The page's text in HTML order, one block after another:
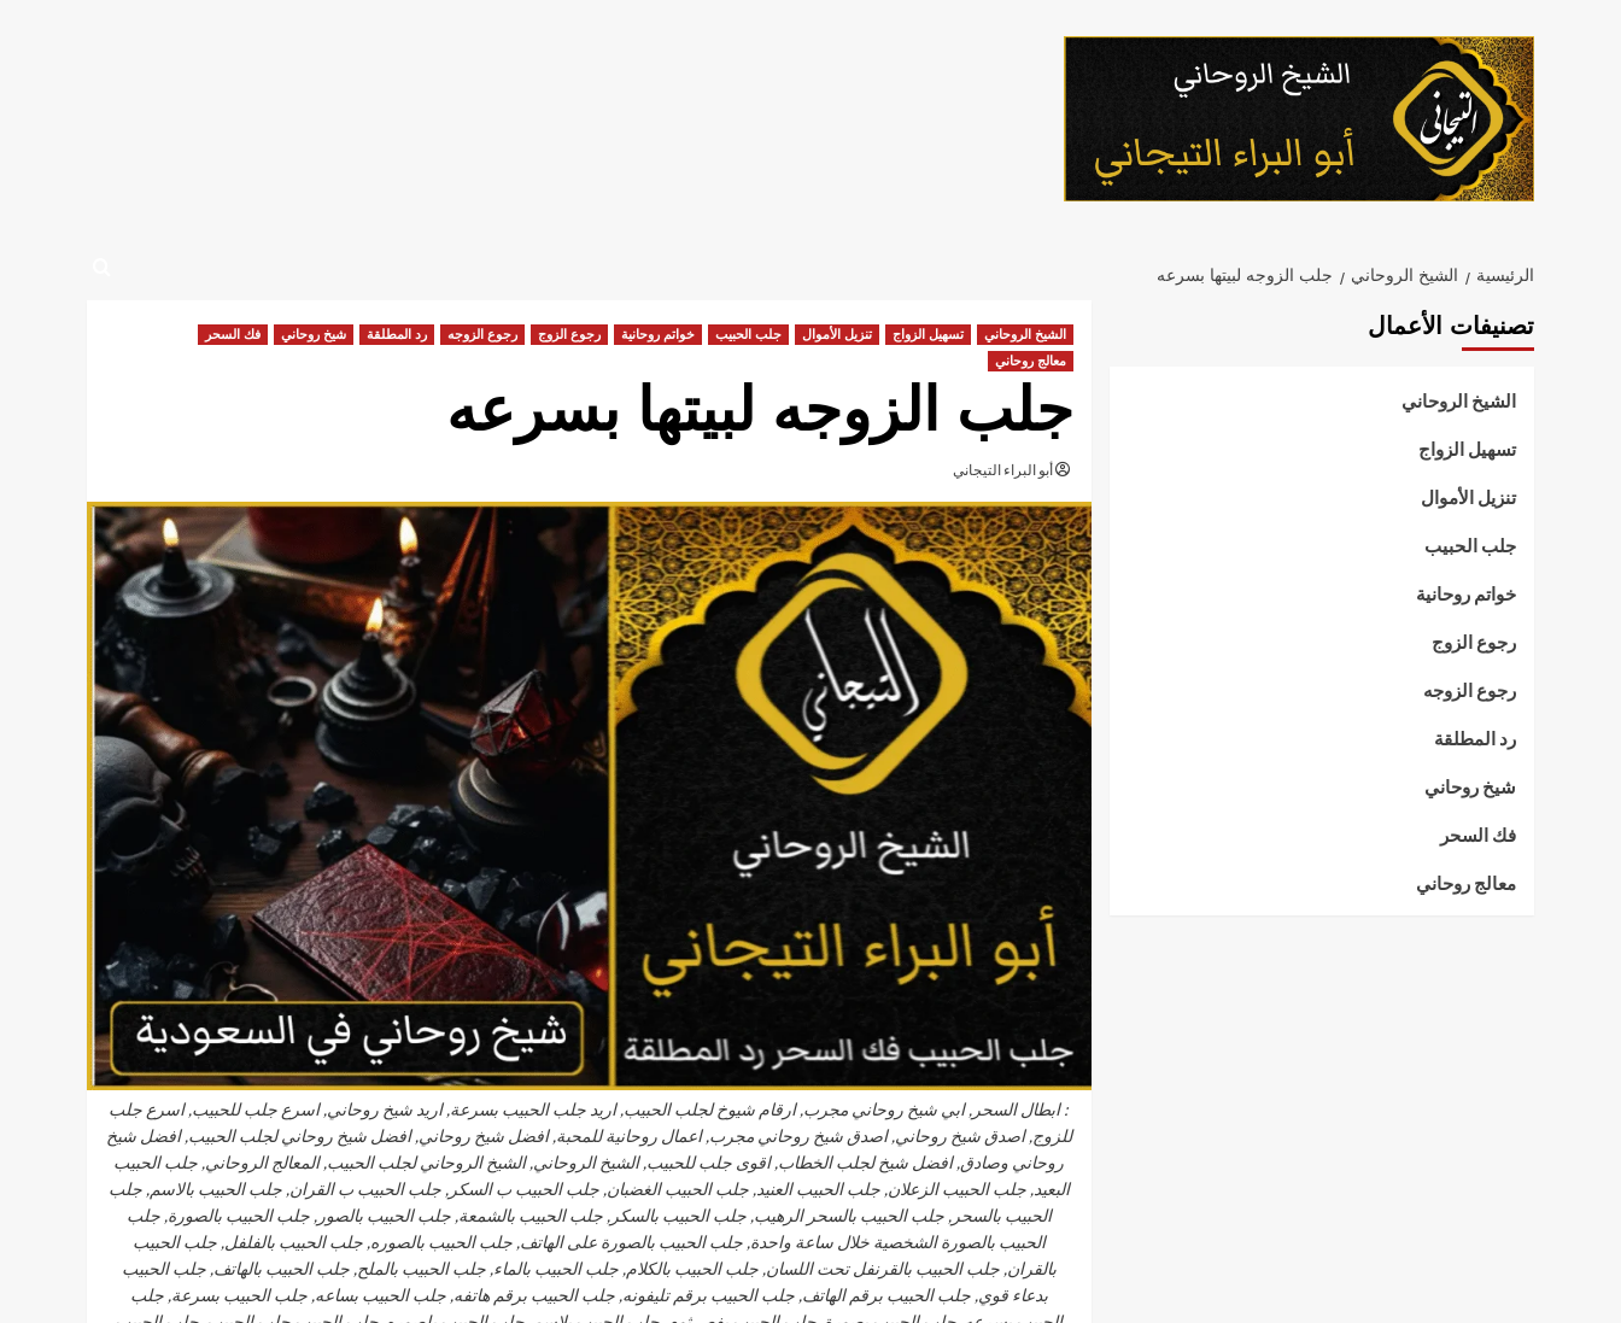
الرئيسية الشيخ الروحاني جلب الزوجه لبيتها بسرعه
الشيخ الروحاني تسهيل الزواج تنزيل الأموال جلب الحبيب خواتم روحانية رجوع الزوج رجوع الزوجه رد المطلقة شيخ روحاني
فك السحر
معالج روحاني
جلب الزوجه لبيتها بسرعه
أبو البراء التيجاني
: ابطال السحر, ابي شيخ روحاني مجرب, ارقام شيوخ لجلب الحبيب, اريد جلب الحبيب بسرعة, اريد شيخ روحاني, اسرع جلب للحبيب, اسرع جلب
للزوج, اصدق شيخ روحاني, اصدق شيخ روحاني مجرب, اعمال روحانية للمحبة, افضل شيخ روحاني, افضل شيخ روحاني لجلب الحبيب, افضل شيخ
روحاني وصادق, افضل شيخ لجلب الخطاب, اقوى جلب للحبيب, الشيخ الروحاني, الشيخ الروحاني لجلب الحبيب, المعالج الروحاني, جلب الحبيب
البعيد, جلب الحبيب الزعلان, جلب الحبيب العنيد, جلب الحبيب الغضبان, جلب الحبيب ب السكر, جلب الحبيب ب القران, جلب الحبيب بالاسم, جلب
الحبيب بالسحر, جلب الحبيب بالسحر الرهيب, جلب الحبيب بالسكر, جلب الحبيب بالشمعة, جلب الحبيب بالصور, جلب الحبيب بالصورة, جلب
الحبيب بالصورة الشخصية خلال ساعة واحدة, جلب الحبيب بالصورة على الهاتف, جلب الحبيب بالصوره, جلب الحبيب بالفلفل, جلب الحبيب
بالقران, جلب الحبيب بالقرنفل تحت اللسان, جلب الحبيب بالكلام, جلب الحبيب بالماء, جلب الحبيب بالملح, جلب الحبيب بالهاتف, جلب الحبيب
بدعاء قوي, جلب الحبيب برقم الهاتف, جلب الحبيب برقم تليفونه, جلب الحبيب برقم هاتفه, جلب الحبيب بساعه, جلب الحبيب بسرعة, جلب
تصنيفات الأعمال
الشيخ الروحاني
تسهيل الزواج
تنزيل الأموال
جلب الحبيب
خواتم روحانية
رجوع الزوج
رجوع الزوجه
رد المطلقة
شيخ روحاني
فك السحر
معالج روحاني